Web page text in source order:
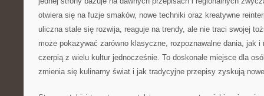
otwiera się na fuzje smaków, nowe techniki oraz kreatywne
uliczna stale się rozwija, reaguje na trendy, ale nie traci swojej
może pokazywać zarówno klasyczne, rozpoznawalne dania, jak i
czerpią z wielu kultur jednocześnie. To doskonałe miejsce dla
zmienia się kulinarny świat i jak tradycyjne przepisy zyskują